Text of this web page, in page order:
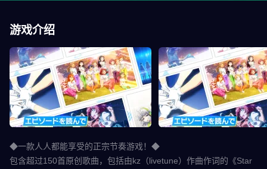
游戏介绍
◆一款人人都能享受的正宗节奏游戏！◆
包含超过150首原创歌曲，包括由kz（livetune）作曲作词的《Star